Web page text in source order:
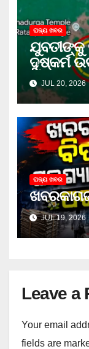
ରାଜ୍ୟ ଖବର
ଦୁଷ୍କର୍ମ
ଜେଲ
JUL 20, 2026
ରାଜ୍ୟ ଖବର
JUL 19, 2026
Leave a
Your email
fields are